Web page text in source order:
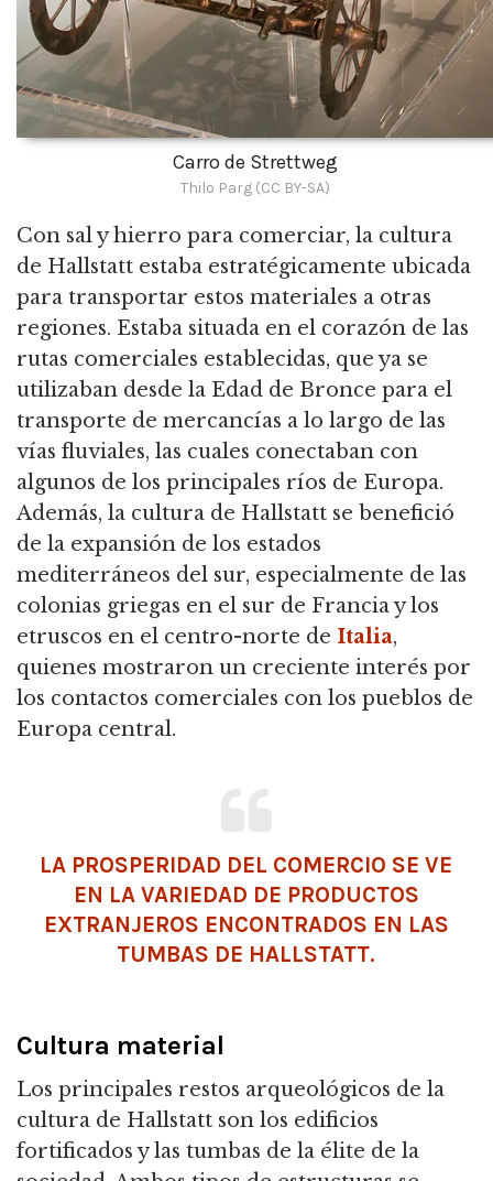
Carro de Strettweg
Thilo Parg (CC BY-SA)
Con sal y hierro para comerciar, la cultura
de Hallstatt estaba estratégicamente ubicada
para transportar estos materiales a otras
regiones. Estaba situada en el corazón de las
rutas comerciales establecidas, que ya se
utilizaban desde la Edad de Bronce para el
transporte de mercancías a lo largo de las
vías fluviales, las cuales conectaban con
algunos de los principales ríos de Europa.
Además, la cultura de Hallstatt se benefició
de la expansión de los estados
mediterráneos del sur, especialmente de las
colonias griegas en el sur de Francia y los
etruscos en el centro-norte de Italia,
quienes mostraron un creciente interés por
los contactos comerciales con los pueblos de
Europa central.
LA PROSPERIDAD DEL COMERCIO SE VE
EN LA VARIEDAD DE PRODUCTOS
EXTRANJEROS ENCONTRADOS EN LAS
TUMBAS DE HALLSTATT.
Cultura material
Los principales restos arqueológicos de la
cultura de Hallstatt son los edificios
fortificados y las tumbas de la élite de la